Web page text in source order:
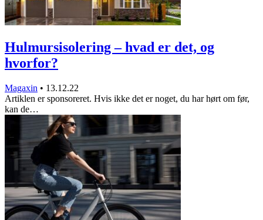
Hulmursisolering – hvad er det, og
hvorfor?
Magaxin • 13.12.22
Artiklen er sponsoreret. Hvis ikke det er noget, du har hørt om før,
kan de…